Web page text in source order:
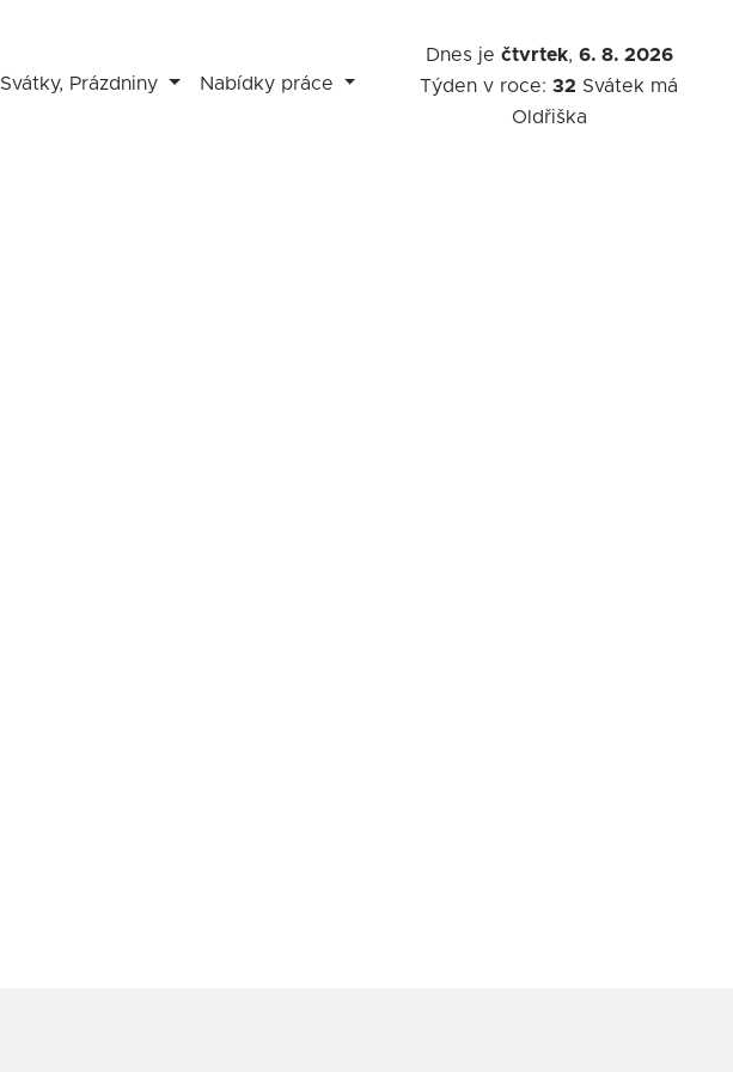
Svátky, Prázdniny Nabídky práce
Dnes je čtvrtek, 6. 8. 2026
Týden v roce:32 Svátek má
Oldřiška